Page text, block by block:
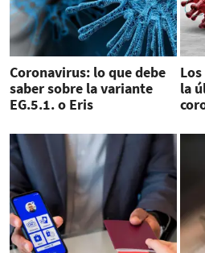
Coronavirus: lo que debe
saber sobre la variante
EG.5.1. o Eris
la